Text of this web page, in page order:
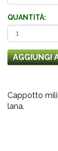
QUANTITÀ:
AGGIUNGI
Cappotto
lana.